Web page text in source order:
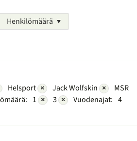
Henkilömäärä
Helsport × Jack Wolfskin ×
MSR
1 × 3 × Vuodenajat: 4